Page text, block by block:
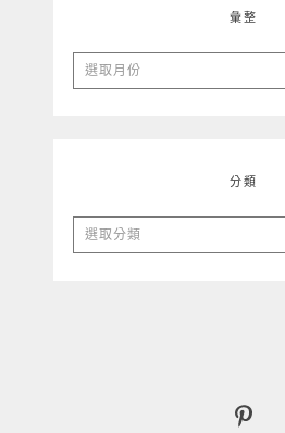
彙整
彙
整
分類
分
類